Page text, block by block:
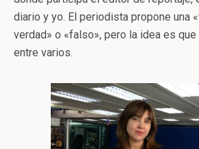
diario y yo. El periodista propone una
verdad» o «falso», pero la idea es
entre varios.